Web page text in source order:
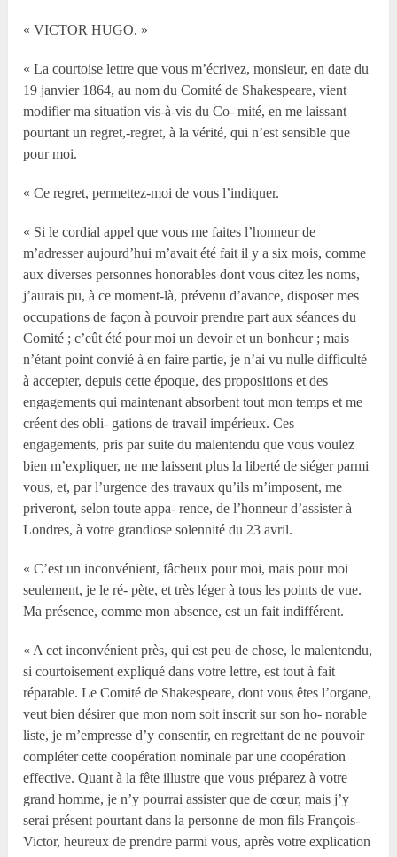
« VICTOR HUGO. »
« La courtoise lettre que vous m’écrivez, monsieur, en date du
19 janvier 1864, au nom du Comité de Shakespeare, vient
modifier ma situation vis-à-vis du Co- mité, en me laissant
pourtant un regret,-regret, à la vérité, qui n’est sensible que
pour moi.
« Ce regret, permettez-moi de vous l’indiquer.
« Si le cordial appel que vous me faites l’honneur de
m’adresser aujourd’hui m’avait été fait il y a six mois, comme
aux diverses personnes honorables dont vous citez les noms,
j’aurais pu, à ce moment-là, prévenu d’avance, disposer mes
occupations de façon à pouvoir prendre part aux séances du
Comité ; c’eût été pour moi un devoir et un bonheur ; mais
n’étant point convié à en faire partie, je n’ai vu nulle difficulté
à accepter, depuis cette époque, des propositions et des
engagements qui maintenant absorbent tout mon temps et me
créent des obli- gations de travail impérieux. Ces
engagements, pris par suite du malentendu que vous voulez
bien m’expliquer, ne me laissent plus la liberté de siéger parmi
vous, et, par l’urgence des travaux qu’ils m’imposent, me
priveront, selon toute appa- rence, de l’honneur d’assister à
Londres, à votre grandiose solennité du 23 avril.
« C’est un inconvénient, fâcheux pour moi, mais pour moi
seulement, je le ré- pète, et très léger à tous les points de vue.
Ma présence, comme mon absence, est un fait indifférent.
« A cet inconvénient près, qui est peu de chose, le malentendu,
si courtoisement expliqué dans votre lettre, est tout à fait
réparable. Le Comité de Shakespeare, dont vous êtes l’organe,
veut bien désirer que mon nom soit inscrit sur son ho- norable
liste, je m’empresse d’y consentir, en regrettant de ne pouvoir
compléter cette coopération nominale par une coopération
effective. Quant à la fête illustre que vous préparez à votre
grand homme, je n’y pourrai assister que de cœur, mais j’y
serai présent pourtant dans la personne de mon fils François-
Victor, heureux de prendre parmi vous, après votre explication